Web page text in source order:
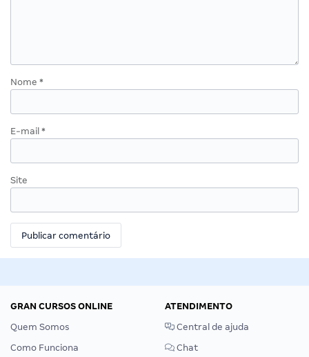
Nome *
E-mail *
Site
GRAN CURSOS ONLINE
Quem Somos
Como Funciona
ATENDIMENTO
Central de ajuda
Chat